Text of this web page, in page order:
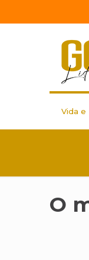
Vida e
O